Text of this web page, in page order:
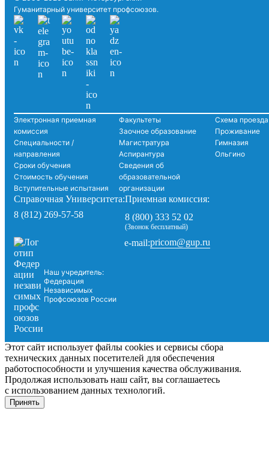
Гуманитарный университет профсоюзов.
Электронная приемная
комиссия
Специальности /
направления
Сроки обучения
Стоимость обучения
Вступительные испытания
Факультеты
Заочное образование
Магистратура
Аспирантура
Сведения об
образовательной
организации
Схема проезда
Проживание
Гимназия
Ольгино
Справочная Университета:
8 (812) 269-57-58
Приемная комиссия:
8 (800) 333 52 02
(Звонок бесплатный)
Наш учредитель:
Федерация
Независимых
Профсоюзов России
e-mail:pricom@gup.ru
Этот сайт использует файлы cookies и сервисы сбора
технических данных посетителей для обеспечения
работоспособности и улучшения качества обслуживания.
Продолжая использовать наш сайт, вы соглашаетесь
с использованием данных технологий.
Принять